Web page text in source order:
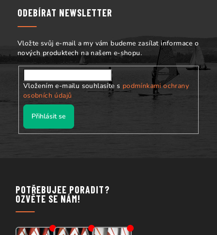
p
i
u
ODEBÍRAT NEWSLETTER
Vložte svůj e-mail a my vám budeme zasílat informace o
nových produktech na našem e-shopu.
Vložením e-mailu souhlasíte s podmínkami ochrany
osobních údajů
Přihlásit se
POTŘEBUJEE PORADIT?
OZVĚTE SE NÁM!